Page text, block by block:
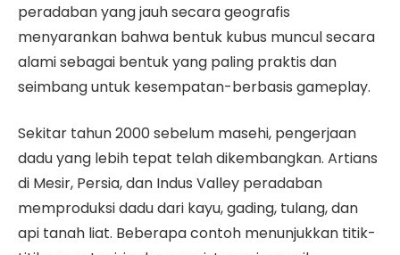
peradaban yang jauh secara geografis
menyarankan bahwa bentuk kubus muncul secara
alami sebagai bentuk yang paling praktis dan
seimbang untuk kesempatan-berbasis gameplay.
Sekitar tahun 2000 sebelum masehi, pengerjaan
dadu yang lebih tepat telah dikembangkan. Artians
di Mesir, Persia, dan Indus Valley peradaban
memproduksi dadu dari kayu, gading, tulang, dan
api tanah liat. Beberapa contoh menunjukkan titik-